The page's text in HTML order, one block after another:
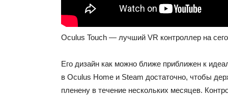
Oculus Touch — лучший VR контроллер на
Его дизайн как можно ближе приближен к
в Oculus Home и Steam достаточно, чтобы
пленену в течение нескольких месяцев.